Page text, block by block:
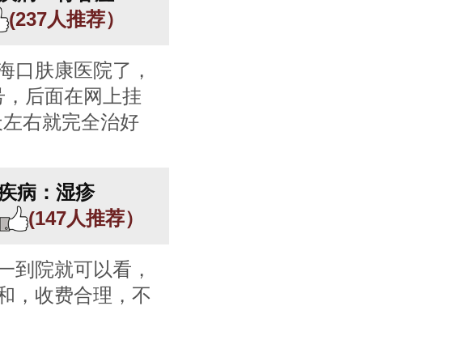
(237人推荐）
口肤康医院了，
后面在网上挂
右就完全治好
病：湿疹
(147人推荐）
到院就可以看，
，收费合理，不